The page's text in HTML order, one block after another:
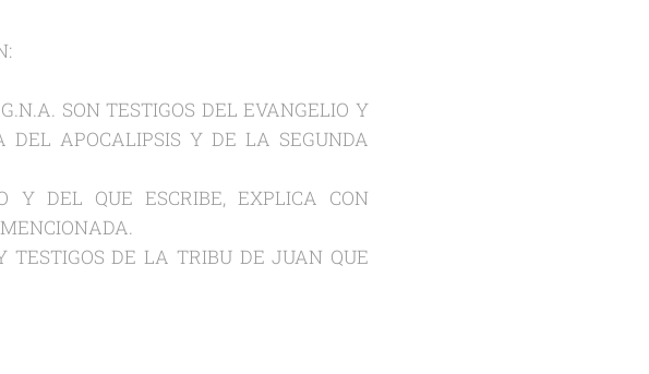
SON TESTIGOS DEL EVANGELIO Y
APOCALIPSIS Y DE LA SEGUNDA
Y DEL QUE ESCRIBE, EXPLICA CON
TESTIGOS DE LA TRIBU DE JUAN QUE